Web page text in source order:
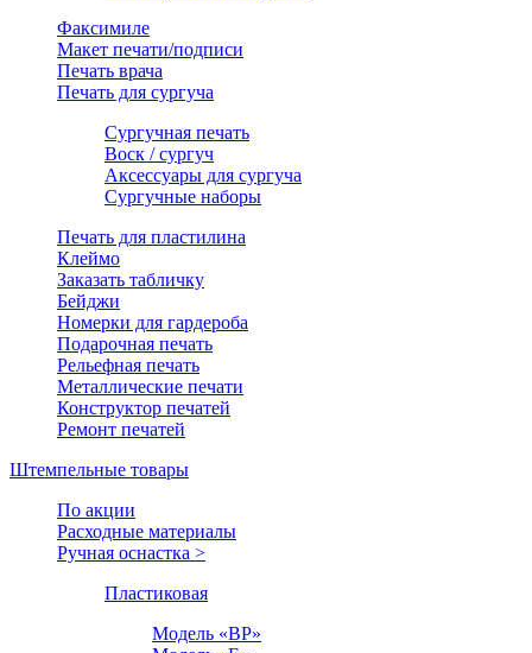
Факсимиле
Макет печати/подписи
Печать врача
Печать для сургуча
Сургучная печать
Воск / сургуч
Аксессуары для сургуча
Сургучные наборы
Печать для пластилина
Клеймо
Заказать табличку
Бейджи
Номерки для гардероба
Подарочная печать
Рельефная печать
Металлические печати
Конструктор печатей
Ремонт печатей
Штемпельные товары
По акции
Расходные материалы
Ручная оснастка >
Пластиковая
Модель «BP»